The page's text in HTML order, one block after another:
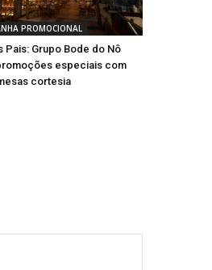
PROMOCIONAL
Pais: Grupo Bode do Nô
especiais com
cortesia